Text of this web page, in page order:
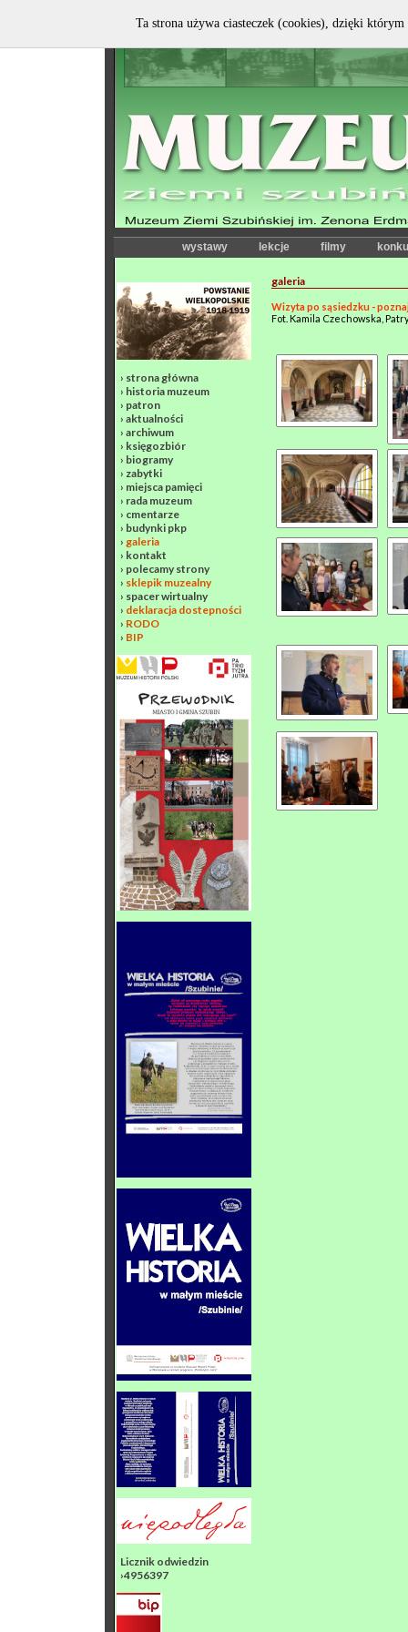
wystawy lekcje filmy
› strona główna
› historia muzeum
› patron
› aktualności
› archiwum
› księgozbiór
› biogramy
› zabytki
› miejsca pamięci
› rada muzeum
› cmentarze
› budynki pkp
› galeria
› kontakt
› polecamy strony
› sklepik muzealny
› spacer wirtualny
› deklaracja dostepności
› RODO
› BIP
Licznik odwiedzin
›4956397
galeria
Wizyta po sąsiedzku -
Fot. Kamila Czechowska,
Ta strona używa ciasteczek (cookies), dzięki